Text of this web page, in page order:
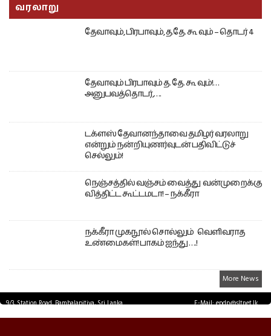
வரலாறு
தேவாவும், பிரபாவும், த.தே. கூ வும் – தொடர் 4
தேவாவும் பிரபாவும் த. தே. கூ வும்!…
அனுபவத்தொடர்,….
டக்ளஸ் தேவானந்தாவை தமிழர் வரலாறு
என்றும் நன்றியுணர்வுடன் பதிவிட்டுச்
செல்லும்!
நெஞ்சத்தில் வஞ்சம் வைத்து வன்முறைக்கு
வித்திட்ட கூட்டமடா! – நக்கீரா
நக்கீரா முகநூல் சொல்லும் வெளிவராத
உண்மைகள்! பாகம் ஐந்து ….!
More News
9/3, Station Road, Bambalapitiya, Sri Lanka.
E-Mail: epdp@sltnet.lk